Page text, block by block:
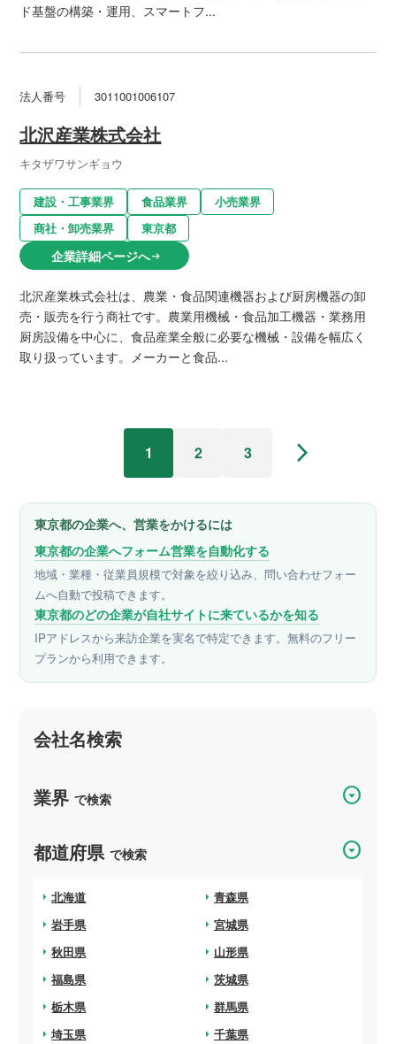
会社名検索
業界で検索 arrow_drop_down_circle
都道府県で検索 arrow_drop_down_circle
北海道
arrow_right 青森県
arrow_right
岩手県
arrow_right 宮城県
arrow_right
秋田県
arrow_right 山形県
arrow_right
福島県
arrow_right 茨城県
arrow_right
栃木県
arrow_right 群馬県
arrow_right
埼玉県
arrow_right 千葉県
arrow_right
ド基盤の構築・運用、スマートフ...
法人番号 3011001006107
北沢産業株式会社
キタザワサンギョウ
建設・工事業界 食品業界
小売業界
商社・卸売業界
東京都
企業詳細ページへarrow_right_alt
北沢産業株式会社は、農業・食品関連機器および厨房機器の卸
売・販売を行う商社です。農業用機械・食品加工機器・業務用
厨房設備を中心に、食品産業全般に必要な機械・設備を幅広く
取り扱っています。メーカーと食品...
1 2 3 arrow_forward_ios
東京都の企業へ、営業をかけるには
東京都の企業へフォーム営業を自動化する
地域・業種・従業員規模で対象を絞り込み、問い合わせフォー
ムへ自動で投稿できます。
東京都のどの企業が自社サイトに来ているかを知る
IPアドレスから来訪企業を実名で特定できます。無料のフリー
プランから利用できます。